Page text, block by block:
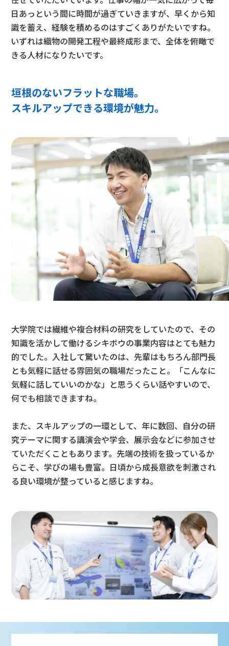
日あっという間に時間が過ぎていきますが、早くから知
識を蓄え、経験を積めるのはすごくありがたいですね。
いずれは織物の開発工程や最終成形まで、全体を俯瞰で
きる人材になりたいです。
垣根のないフラットな職場。
スキルアップできる環境が魅力。
大学院では繊維や複合材料の研究をしていたので、その
知識を活かして働けるシキボウの事業内容はとても魅力
的でした。入社して驚いたのは、先輩はもちろん部門長
とも気軽に話せる雰囲気の職場だったこと。「こんなに
気軽に話していいのかな」と思うくらい話やすいので、
何でも相談できますね。
また、スキルアップの一環として、年に数回、自分の研
究テーマに関する講演会や学会、展示会などに参加させ
ていただくこともあります。先端の技術を扱っているか
らこそ、学びの場も豊富。日頃から成長意欲を刺激され
る良い環境が整っていると感じますね。